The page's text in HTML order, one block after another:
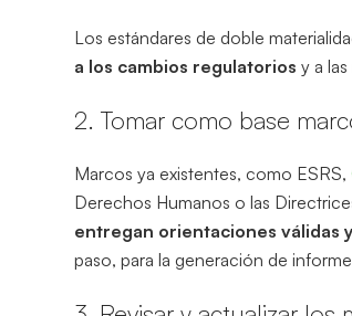
Los estándares de doble
a los cambios regulatoriosy a
2. Tomar como base
Marcos ya existentes, como ESRS,
Derechos Humanos o las
entregan orientaciones válidas
paso, para la generación de